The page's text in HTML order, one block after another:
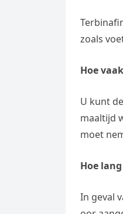
zoals
Hoe
U kunt
maaltijd
moet
Hoe
In geval